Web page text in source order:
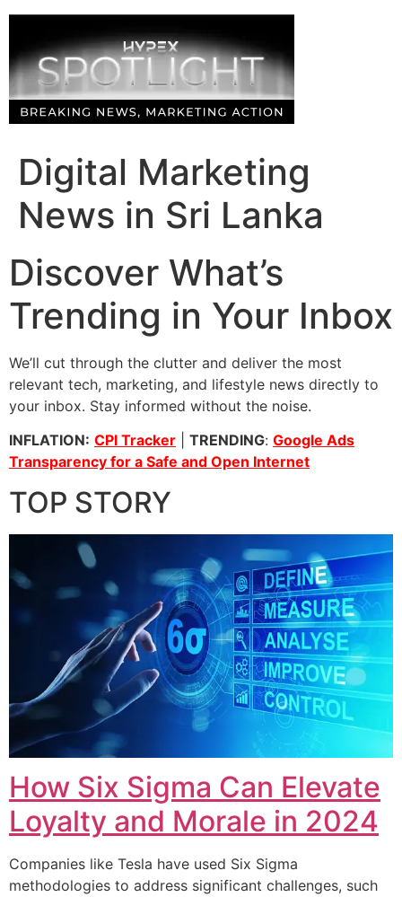
Skip
content
Digital Marketing
News in Sri Lanka
Discover What’s
Trending in Your Inbox
We’ll cut through the clutter and deliver the most
relevant tech, marketing, and lifestyle news directly to
your inbox. Stay informed without the noise.
INFLATION: CPI Tracker TRENDING: Google Ads
Transparency for a Safe and Open Internet
TOP STORY
How Six Sigma Can Elevate
Loyalty and Morale in 2024
Companies like Tesla have used Six Sigma
methodologies to address significant challenges, such